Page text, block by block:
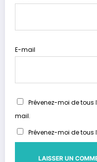
E-mail
Prévenez-moi de
mail.
Prévenez-moi de